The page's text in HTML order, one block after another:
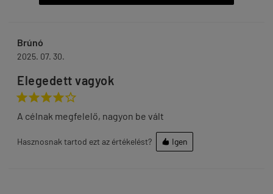
Brúnó
2025. 07. 30.
Elegedett vagyok

A célnak megfelelő, nagyon be vált
Hasznosnak tartod ezt az értékelést?  Igen